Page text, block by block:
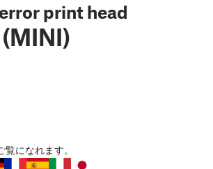
print head
になれます。